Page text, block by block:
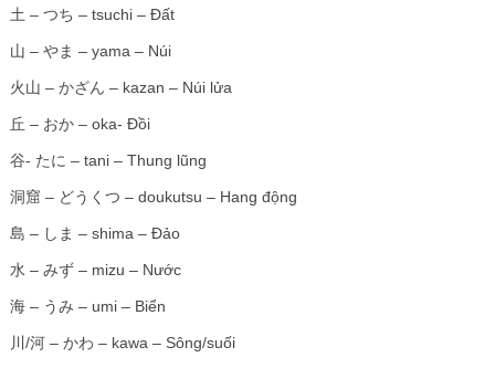
土 – つち – tsuchi – Đất
山 – やま – yama – Núi
火山 – かざん – kazan – Núi lửa
丘 – おか – oka- Đồi
谷- たに – tani – Thung lũng
洞窟 – どうくつ – doukutsu – Hang động
島 – しま – shima – Đảo
水 – みず – mizu – Nước
海 – うみ – umi – Biển
川/河 – かわ – kawa – Sông/suối